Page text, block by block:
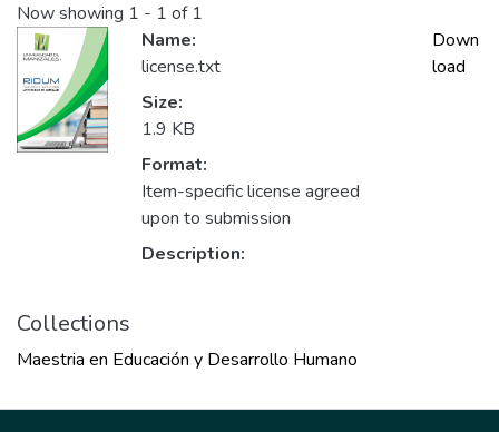
Now showing 1 - 1 of 1
Name:
license.txt
Size:
1.9 KB
Format:
Item-specific license agreed
upon to submission
Description:
Down
load
Collections
Maestria en Educación y Desarrollo Humano